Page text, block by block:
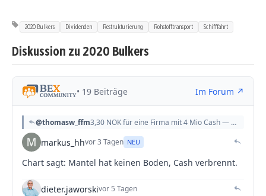
2020 Bulkers Dividenden Restrukturierung Rohstofftransport Schifffahrt
Diskussion zu 2020 Bulkers